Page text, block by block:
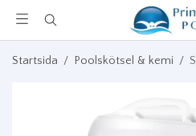
Startsida / Poolskötsel & kemi /